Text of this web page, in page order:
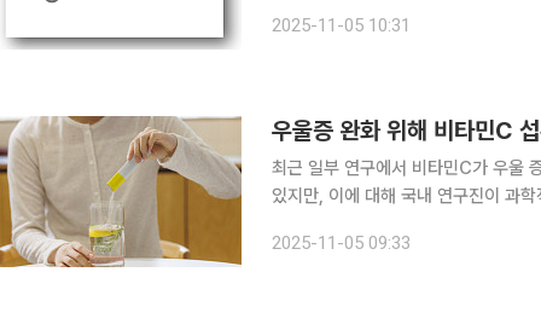
전략연구로, 올해부터 오는 2029년
2025-11-05 10:31
우울증 완화 위해 비타민C
최근 일부 연구에서 비타민C가 우울
있지만, 이에 대해 국내 연구진이 과학적 근거
우울 증상이 없는 9만1113명의 한국
2025-11-05 09:33